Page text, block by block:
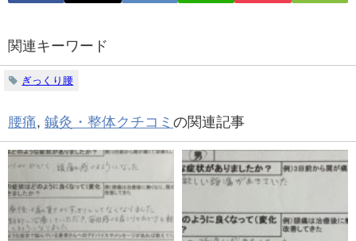
関連キーワード
ぎっくり腰
腰痛, 鍼灸・整体クチコミ の関連記事